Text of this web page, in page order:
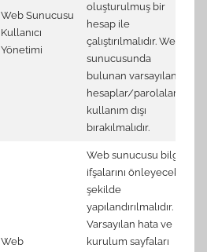
Web Sunucusu
Kullanıcı
Yönetimi
oluşturulmuş bir
hesap ile
çalıştırılmalıdır. Web
sunucusunda
bulunan varsayılan
hesaplar/parolalar
kullanım dışı
bırakılmalıdır.
Web
Web sunucusu bilgi
ifşalarını önleyecek
şekilde
yapılandırılmalıdır.
Varsayılan hata ve
kurulum sayfaları